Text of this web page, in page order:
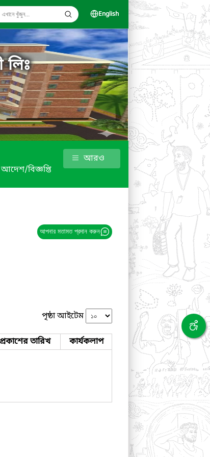
English
লিঃ
আদেশ/বিজ্ঞপ্তি
আরও
আপনার মতামত প্রদান করুন
পৃষ্ঠা আইটেম
প্রকাশের তারিখ কার্যকলাপ